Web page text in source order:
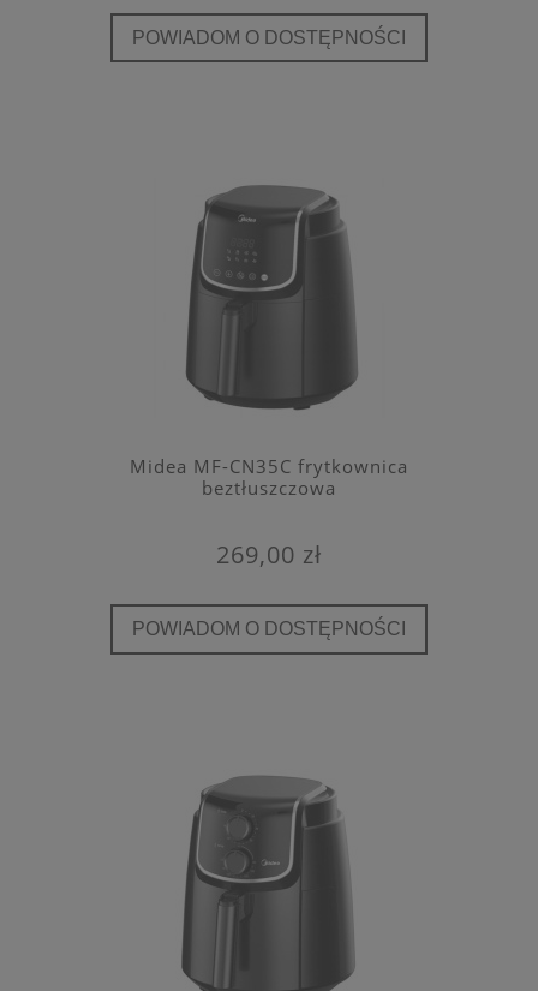
POWIADOM O DOSTĘPNOŚCI
Midea MF-CN35C frytkownica
beztłuszczowa
269,00 zł
POWIADOM O DOSTĘPNOŚCI